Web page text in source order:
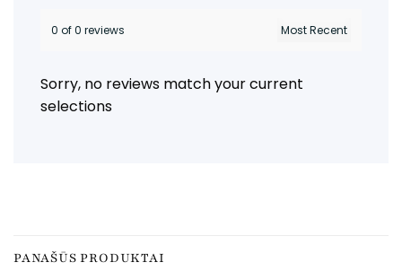
0 of 0 reviews
Sorry, no reviews match your current
selections
PANAŠŪS PRODUKTAI